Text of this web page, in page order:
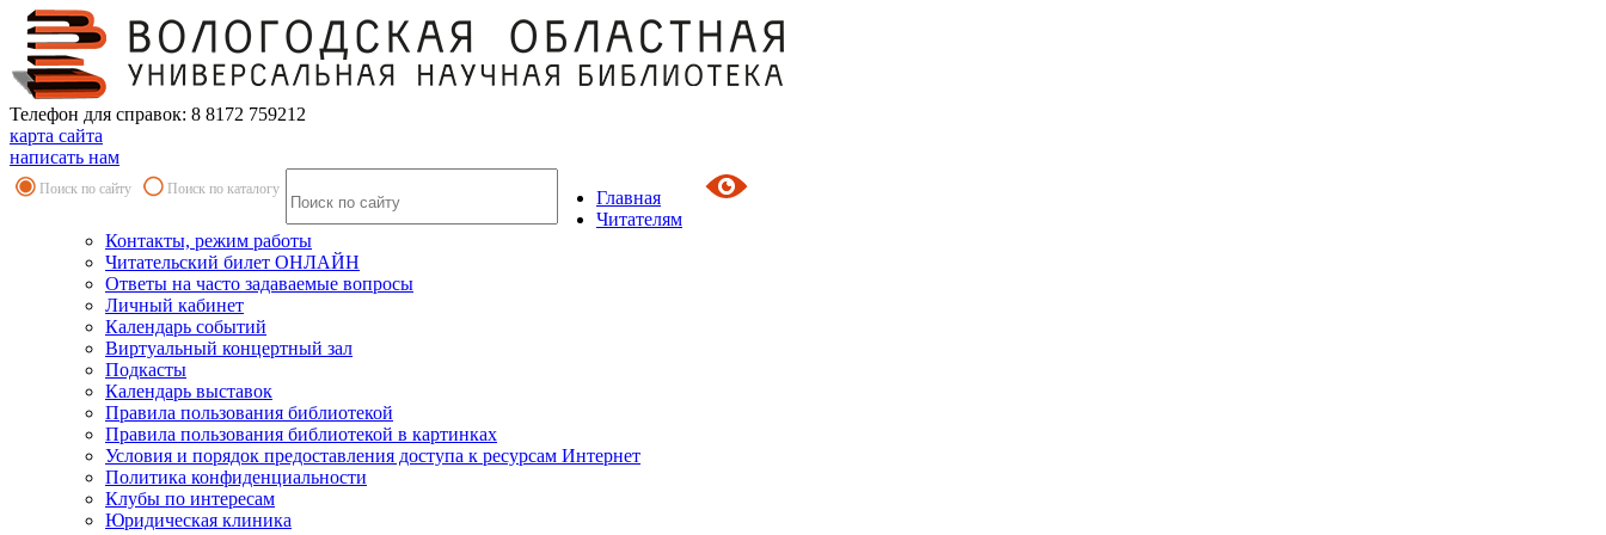
Телефон для справок: 8 8172 759212
карта сайта
написать нам
Поиск по сайту Поиск по каталогу
Главная
Читателям
Контакты, режим работы
Читательский билет ОНЛАЙН
Ответы на часто задаваемые вопросы
Личный кабинет
Календарь событий
Виртуальный концертный зал
Подкасты
Календарь выставок
Правила пользования библиотекой
Правила пользования библиотекой в картинках
Условия и порядок предоставления доступа к ресурсам Интернет
Политика конфиденциальности
Клубы по интересам
Юридическая клиника